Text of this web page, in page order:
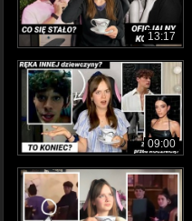
13:17
09:00